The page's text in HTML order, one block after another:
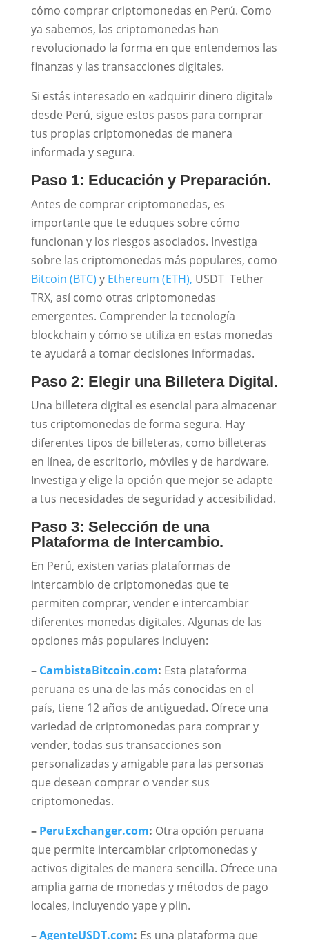
cómo comprar criptomonedas en Perú. Como
ya sabemos, las criptomonedas han
revolucionado la forma en que entendemos las
finanzas y las transacciones digitales.
Si estás interesado en «adquirir dinero digital»
desde Perú, sigue estos pasos para comprar
tus propias criptomonedas de manera
informada y segura.
Paso 1: Educación y Preparación.
Antes de comprar criptomonedas, es
importante que te eduques sobre cómo
funcionan y los riesgos asociados. Investiga
sobre las criptomonedas más populares, como
Bitcoin (BTC) y Ethereum (ETH), USDT Tether
TRX, así como otras criptomonedas
emergentes. Comprender la tecnología
blockchain y cómo se utiliza en estas monedas
te ayudará a tomar decisiones informadas.
Paso 2: Elegir una Billetera Digital.
Una billetera digital es esencial para almacenar
tus criptomonedas de forma segura. Hay
diferentes tipos de billeteras, como billeteras
en línea, de escritorio, móviles y de hardware.
Investiga y elige la opción que mejor se adapte
a tus necesidades de seguridad y accesibilidad.
Paso 3: Selección de una
Plataforma de Intercambio.
En Perú, existen varias plataformas de
intercambio de criptomonedas que te
permiten comprar, vender e intercambiar
diferentes monedas digitales. Algunas de las
opciones más populares incluyen:
– CambistaBitcoin.com: Esta plataforma
peruana es una de las más conocidas en el
país, tiene 12 años de antiguedad. Ofrece una
variedad de criptomonedas para comprar y
vender, todas sus transacciones son
personalizadas y amigable para las personas
que desean comprar o vender sus
criptomonedas.
– PeruExchanger.com: Otra opción peruana
que permite intercambiar criptomonedas y
activos digitales de manera sencilla. Ofrece una
amplia gama de monedas y métodos de pago
locales, incluyendo yape y plin.
–AgenteUSDT.com: Es una plataforma que